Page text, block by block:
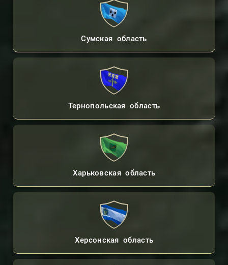
Сумская область
Тернопольская область
Харьковская область
Херсонская область